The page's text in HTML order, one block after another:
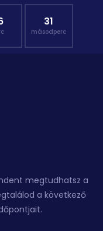
30
másodperc
megtudhatsz a
a következő